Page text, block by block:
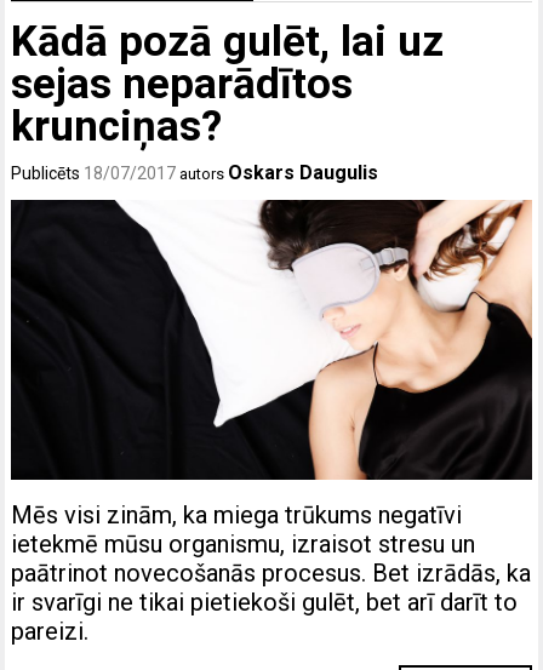
Kādā pozā gulēt, lai uz
sejas neparādītos
krunciņas?
Publicēts 18/07/2017 autors Oskars Daugulis
Mēs visi zinām, ka miega trūkums negatīvi
ietekmē mūsu organismu, izraisot stresu un
paātrinot novecošanās procesus. Bet izrādās, ka
ir svarīgi ne tikai pietiekoši gulēt, bet arī darīt to
pareizi.